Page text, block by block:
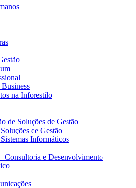
na Inforestilo
de Soluções de Gestão
de Gestão
Informáticos
Consultoria e Desenvolvimento